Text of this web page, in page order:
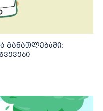
განათლებაში: